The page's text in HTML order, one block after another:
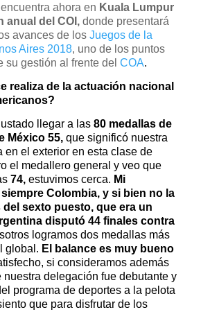
ahora en Kuala Lumpur
anual del COI,donde presentará
avances de los Juegos de la
Aires 2018, uno de los puntos
su gestión al frente del COA.
realiza de la actuación nacional
llegar a las 80 medallas de
México 55,que significó nuestra
en el exterior en esta clase de
el medallero general y veo que
74,estuvimos cerca. Mi
Colombia, y si bien no la
sexto puesto, que era un
disputó 44 finales contra
logramos dos medallas más
global. El balance es muy bueno
si consideramos además
nuestra delegación fue debutante y
programa de deportes a la pelota
que para disfrutar de los